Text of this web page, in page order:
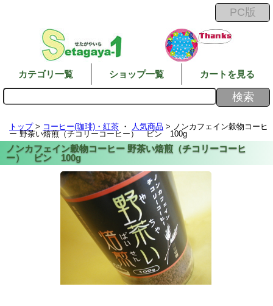
カテゴリ一覧 ショップ一覧 カートを見る
トップ> コーヒー(珈琲)・紅茶 ・ 人気商品 > ノンカフェイン穀物コーヒ
ー 野茶い焙煎（チコリーコーヒー） ビン 100g